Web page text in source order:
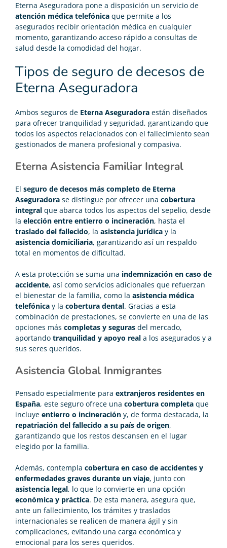
Eterna Aseguradora pone a disposición un servicio de
atención médica telefónica que permite a los
asegurados recibir orientación médica en cualquier
momento, garantizando acceso rápido a consultas de
salud desde la comodidad del hogar.
Tipos de seguro de decesos de
Eterna Aseguradora
Ambos seguros de Eterna Aseguradora están diseñados
para ofrecer tranquilidad y seguridad, garantizando que
todos los aspectos relacionados con el fallecimiento sean
gestionados de manera profesional y compasiva.
Eterna Asistencia Familiar Integral
El seguro de decesos más completo de Eterna
Aseguradora se distingue por ofrecer una cobertura
integral que abarca todos los aspectos del sepelio, desde
la elección entre entierro o incineración, hasta el
traslado del fallecido, la asistencia jurídica y la
asistencia domiciliaria, garantizando así un respaldo
total en momentos de dificultad.
A esta protección se suma una indemnización en caso de
accidente, así como servicios adicionales que refuerzan
el bienestar de la familia, como la asistencia médica
telefónica y la cobertura dental. Gracias a esta
combinación de prestaciones, se convierte en una de las
opciones más completas y seguras del mercado,
aportando tranquilidad y apoyo real a los asegurados y a
sus seres queridos.
Asistencia Global Inmigrantes
Pensado especialmente para extranjeros residentes en
España, este seguro ofrece una cobertura completa que
incluye entierro o incineración y, de forma destacada, la
repatriación del fallecido a su país de origen,
garantizando que los restos descansen en el lugar
elegido por la familia.
Además, contempla cobertura en caso de accidentes y
enfermedades graves durante un viaje, junto con
asistencia legal, lo que lo convierte en una opción
económica y práctica. De esta manera, asegura que,
ante un fallecimiento, los trámites y traslados
internacionales se realicen de manera ágil y sin
complicaciones, evitando una carga económica y
emocional para los seres queridos.